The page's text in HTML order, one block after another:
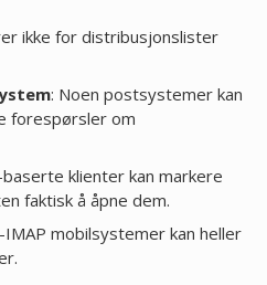
ikke for distribusjonslister
: Noen postsystemer kan
forespørsler om
baserte klienter kan markere
faktisk å åpne dem.
IMAP mobilsystemer kan heller